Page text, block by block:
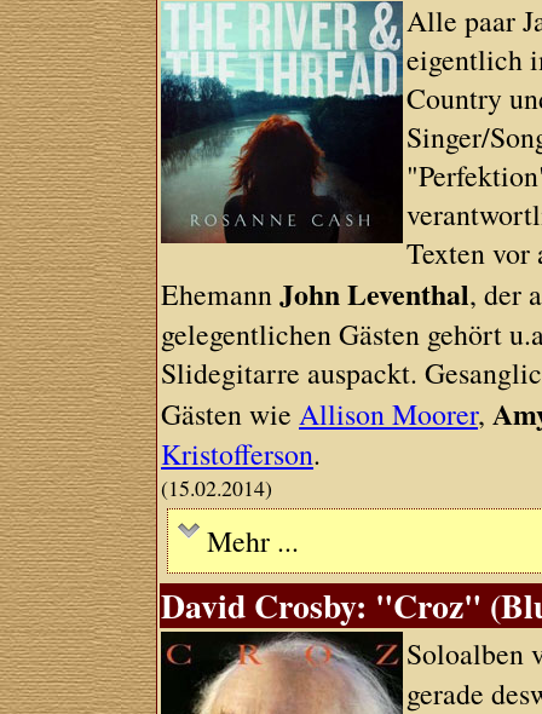
Alle paar
eigentlich
Country
Singer/
Texten
EhemannJohn Leventhal, der
gelegentlichen Gästen gehört
Slidegitarre auspackt.
Gästen wieAllison Moorer,
Kristofferson.
(15.02.2014)
Mehr ...
David Crosby: "Croz"
Soloalben
gerade